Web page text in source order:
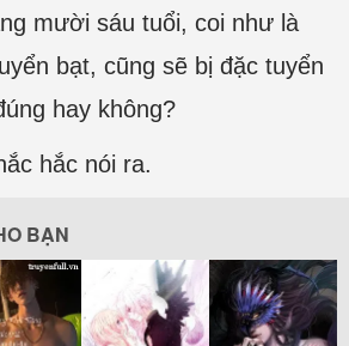
mười sáu tuổi, coi như là
bạt, cũng sẽ bị đặc tuyển
hay không?
hắc nói ra.
BẠN